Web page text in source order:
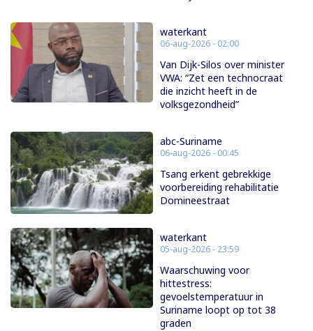
waterkant
06-aug-2026 - 02:00
Van Dijk-Silos over minister
VWA: “Zet een technocraat
die inzicht heeft in de
volksgezondheid”
abc-Suriname
06-aug-2026 - 00:45
Tsang erkent gebrekkige
voorbereiding rehabilitatie
Domineestraat
waterkant
05-aug-2026 - 23:59
Waarschuwing voor
hittestress:
gevoelstemperatuur in
Suriname loopt op tot 38
graden